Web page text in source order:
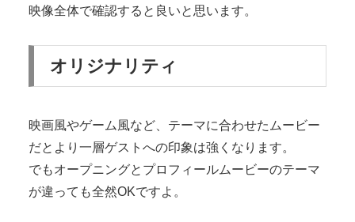
映像全体で確認すると良いと思います。
オリジナリティ
映画風やゲーム風など、テーマに合わせたムービー
だとより一層ゲストへの印象は強くなります。
でもオープニングとプロフィールムービーのテーマ
が違っても全然OKですよ。